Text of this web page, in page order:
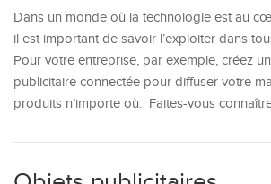
Dans un monde où la technologie est au
il est important de savoir l’exploiter dans
Pour votre entreprise, par exemple, créez
publicitaire connectée pour diffuser votre
produits n’importe où. Faites-vous